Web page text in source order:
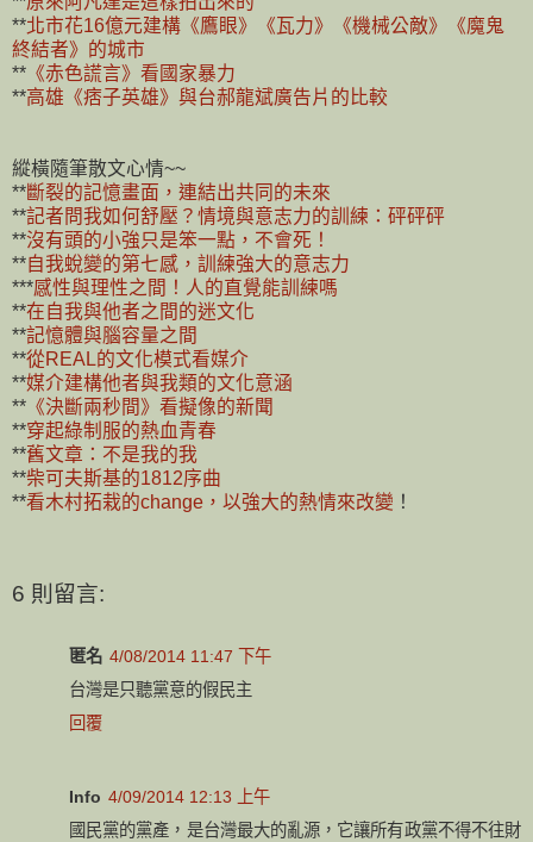
**北市花16億元建構《鷹眼》《瓦力》《機械公敵》《魔鬼
終結者》的城市
** 《赤色謊言》看國家暴力
**高雄《痞子英雄》與台郝龍斌廣告片的比較
縱橫隨筆散文心情~~
**斷裂的記憶畫面，連結出共同的未來
**記者問我如何舒壓？情境與意志力的訓練：砰砰砰
**沒有頭的小強只是笨一點，不會死！
**自我蛻變的第七感，訓練強大的意志力
***感性與理性之間！人的直覺能訓練嗎
**在自我與他者之間的迷文化
**記憶體與腦容量之間
**從REAL的文化模式看媒介
**媒介建構他者與我類的文化意涵
** 《決斷兩秒間》看擬像的新聞
**穿起綠制服的熱血青春
**舊文章：不是我的我
**柴可夫斯基的1812序曲
**看木村拓栽的change，以強大的熱情來改變 ！
6 則留言:
匿名 4/08/2014 11:47 下午
台灣是只聽黨意的假民主
回覆
Info 4/09/2014 12:13 上午
國民黨的黨產，是台灣最大的亂源，它讓所有政黨不得不往財